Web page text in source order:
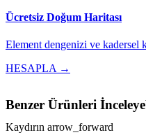
Ücretsiz Doğum Haritası
Element dengenizi ve kadersel
HESAPLA →
Benzer Ürünleri
Kaydırın arrow_forward